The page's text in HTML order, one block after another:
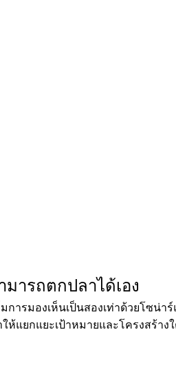
ารถตกปลาได้เอง
รมองเห็นเป็นสองเท่าด้วยโซน่า
แยกแยะเป้าหมายและโครงสร้าง